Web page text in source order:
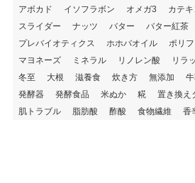
アボカド
イソフラボン オメガ3 カテキ
スライダー
ナッツ バター バター紅茶
プレバイオティクス
ホホバオイル ポリ
マヨネーズ
ミネラル リノレン酸 リラ
冬至
大根 滋養食 炊き方 無添加
発酵器
発酵食品 米ぬか 糀 置き換え
肌トラブル
脂肪酸 酢酸 食物繊維 香